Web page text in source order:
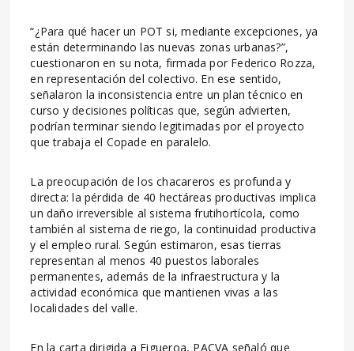
“¿Para qué hacer un POT si, mediante excepciones, ya
están determinando las nuevas zonas urbanas?”,
cuestionaron en su nota, firmada por Federico Rozza,
en representación del colectivo. En ese sentido,
señalaron la inconsistencia entre un plan técnico en
curso y decisiones políticas que, según advierten,
podrían terminar siendo legitimadas por el proyecto
que trabaja el Copade en paralelo.
La preocupación de los chacareros es profunda y
directa: la pérdida de 40 hectáreas productivas implica
un daño irreversible al sistema frutihortícola, como
también al sistema de riego, la continuidad productiva
y el empleo rural. Según estimaron, esas tierras
representan al menos 40 puestos laborales
permanentes, además de la infraestructura y la
actividad económica que mantienen vivas a las
localidades del valle.
En la carta dirigida a Figueroa, PACVA señaló que